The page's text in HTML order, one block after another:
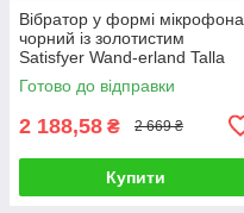
Вібратор у формі мікрофона
чорний із золотистим
Satisfyer Wand-erland Talla
Готово до відправки
2 188,58 ₴ 2 669 ₴
Купити